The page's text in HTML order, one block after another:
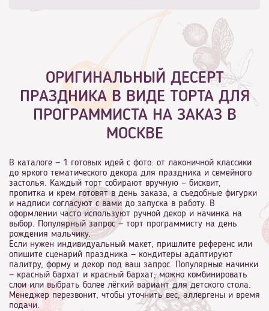
ОРИГИНАЛЬНЫЙ ДЕСЕРТ
ПРАЗДНИКА В ВИДЕ ТОРТА ДЛЯ
ПРОГРАММИСТА НА ЗАКАЗ В
МОСКВЕ
В каталоге — 1 готовых идей с фото: от лаконичной классики
до яркого тематического декора для праздника и семейного
застолья. Каждый торт собирают вручную — бисквит,
пропитка и крем готовят в день заказа, а съедобные фигурки
и надписи согласуют с вами до запуска в работу. В
оформлении часто используют ручной декор и начинка на
выбор. Популярный запрос — торт программисту на день
рождения мальчику.
Если нужен индивидуальный макет, пришлите референс или
опишите сценарий праздника — кондитеры адаптируют
палитру, форму и декор под ваш запрос. Популярные начинки
— красный бархат и красный бархат; можно комбинировать
слои или выбрать более лёгкий вариант для детского стола.
Менеджер перезвонит, чтобы уточнить вес, аллергены и время
подачи.